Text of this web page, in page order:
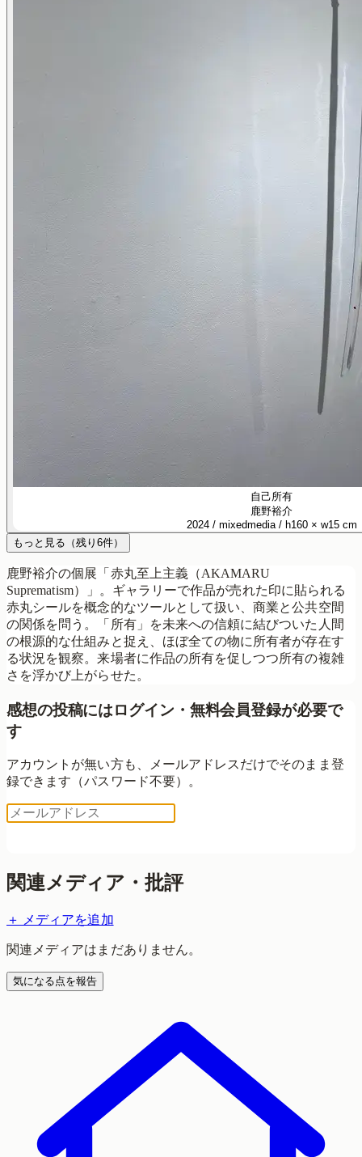
自己所有
鹿野裕介
2024 / mixedmedia / h160 × w15 cm
もっと見る （残り 6件）
鹿野裕介の個展「赤丸至上主義（AKAMARU
Suprematism）」。ギャラリーで作品が売れた印に貼られる
赤丸シールを概念的なツールとして扱い、商業と公共空間
の関係を問う。「所有」を未来への信頼に結びついた人間
の根源的な仕組みと捉え、ほぼ全ての物に所有者が存在す
る状況を観察。来場者に作品の所有を促しつつ所有の複雑
さを浮かび上がらせた。
感想の投稿にはログイン・無料会員登録が必要で
す
アカウントが無い方も、メールアドレスだけでそのまま登
録できます（パスワード不要）。
関連メディア・批評
＋ メディアを追加
関連メディアはまだありません。
気になる点を報告